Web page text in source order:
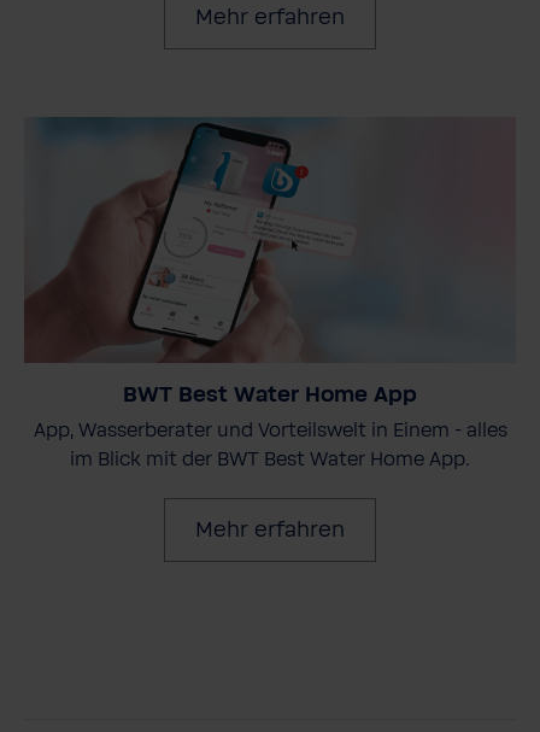
Mehr erfahren
BWT Best Water Home App
App, Wasserberater und Vorteilswelt in Einem - alles
im Blick mit der BWT Best Water Home App.
Mehr erfahren